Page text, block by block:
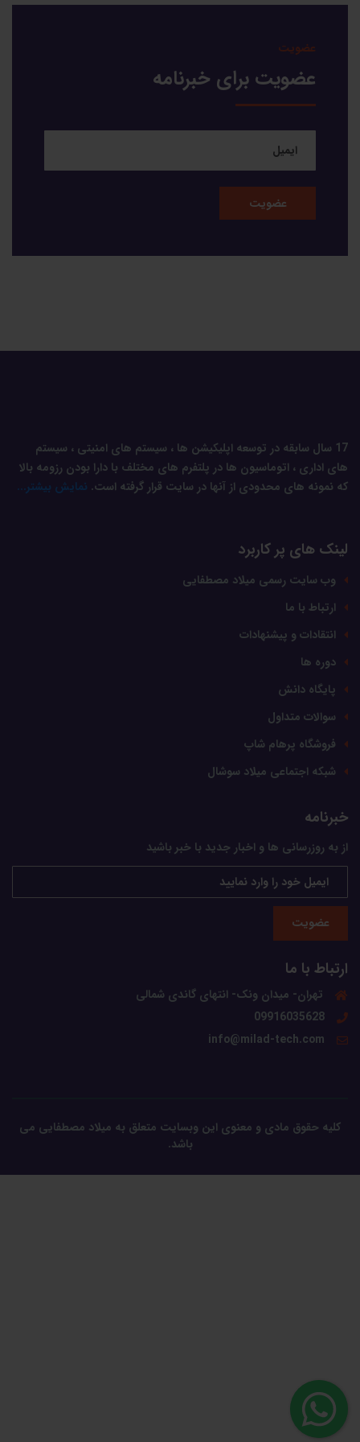
عضویت
عضویت برای خبرنامه
17 سال سابقه در توسعه اپلیکیشن ها ، سیستم های امنیتی ، سیستم
های اداری ، اتوماسیون ها در پلتفرم های مختلف با دارا بودن رزومه بالا
که نمونه های محدودی از آنها در سایت قرار گرفته است. نمایش بیشتر...
لینک های پر کاربرد
وب سایت رسمی میلاد مصطفایی
ارتباط با ما
انتقادات و پیشنهادات
دوره ها
پایگاه دانش
سوالات متداول
فروشگاه پرهام شاپ
شبکه اجتماعی میلاد سوشال
خبرنامه
از به روزرسانی ها و اخبار جدید با خبر باشید
عضویت
ارتباط با ما
تهران- میدان ونک- انتهای گاندی شمالی
09916035628
info@milad-tech.com
کلیه حقوق مادی و معنوی این وبسایت متعلق به میلاد مصطفایی می
باشد.